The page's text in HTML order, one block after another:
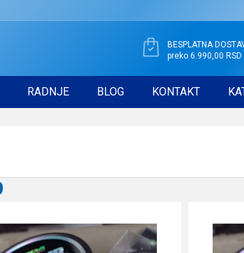
BESPLATNA
preko 6.990,00 RSD
RADNJE BLOG KONTAKT